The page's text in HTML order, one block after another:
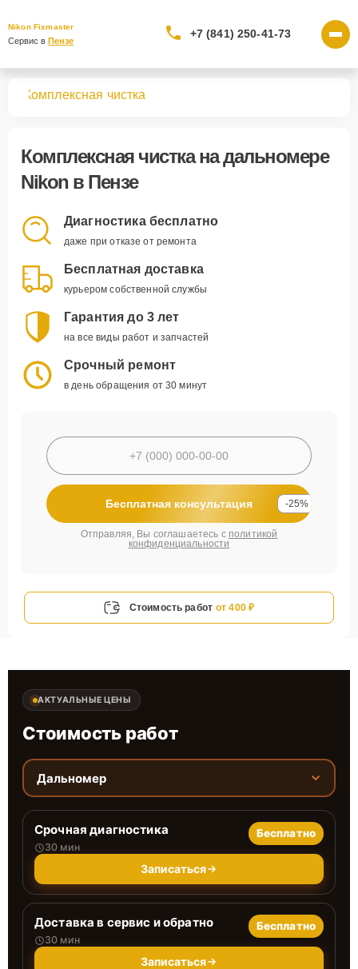
Nikon Fixmaster
Сервис в Пензе
+7 (841) 250-41-73
Комплексная чистка
Комплексная чисткана дальномере
Nikon в Пензе
Диагностика бесплатно
даже при отказе от ремонта
Бесплатная доставка
курьером собственной службы
Гарантия до 3 лет
на все виды работ и запчастей
Срочный ремонт
в день обращения от 30 минут
Бесплатная консультация -25%
Отправляя, Вы соглашаетесь с политикой
конфиденциальности
Стоимость работ от 400 ₽
АКТУАЛЬНЫЕ ЦЕНЫ
Стоимость работ
Дальномер
Срочная диагностика
30 мин
Бесплатно
Записаться
Доставка в сервис и обратно
30 мин
Бесплатно
Записаться